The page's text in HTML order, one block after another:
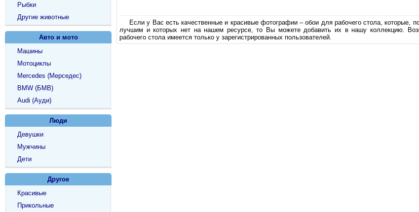
Если у Вас есть качественные и красивые фотографии – обои для рабочего стола, которые,
лучшим и которых нет на нашем ресурсе, то Вы можете добавить их в нашу коллекцию.
рабочего стола имеется только у зарегистрированных пользователей.
Рыбки
Другие животные
Авто и мото
Машины
Мотоциклы
Mercedes (Мерседес)
BMW (БМВ)
Audi (Ауди)
Люди
Девушки
Мужчины
Дети
Другое
Красивые
Прикольные